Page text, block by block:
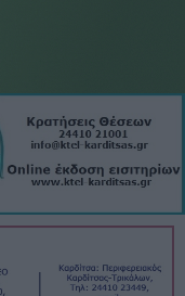
με το